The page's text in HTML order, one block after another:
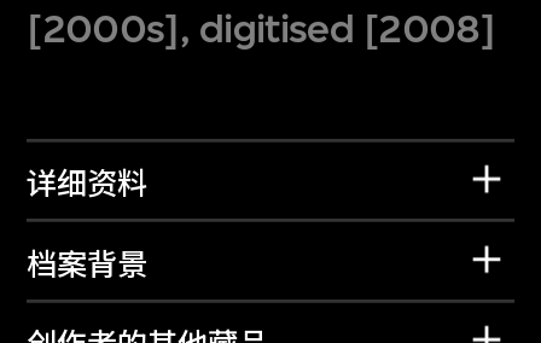
[2000s], digitised [2008]
详细资料
档案背景